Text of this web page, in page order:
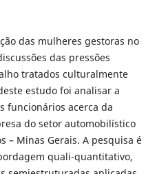
das mulheres gestoras no
das pressões
tratados culturalmente
estudo foi analisar a
funcionários acerca da
do setor automobilístico
– Minas Gerais. A pesquisa é
quali-quantitativo,